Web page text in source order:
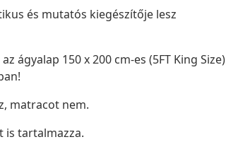
és mutatós kiegészítője lesz
ágyalap 150 x 200 cm-es (5FT King Size)
matracot nem.
is tartalmazza.